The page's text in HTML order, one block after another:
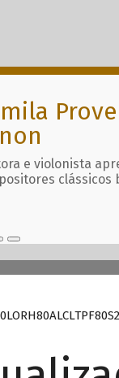
e violonista
clássicos